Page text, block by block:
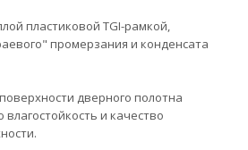
пластиковой TGI-рамкой,
промерзания и конденсата
дверного полотна
и качество